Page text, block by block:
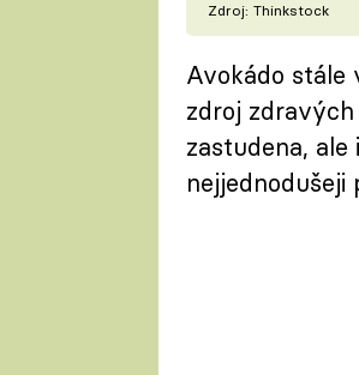
Zdroj: Thinkstock
Avokádo stále
zdroj
zastudena,